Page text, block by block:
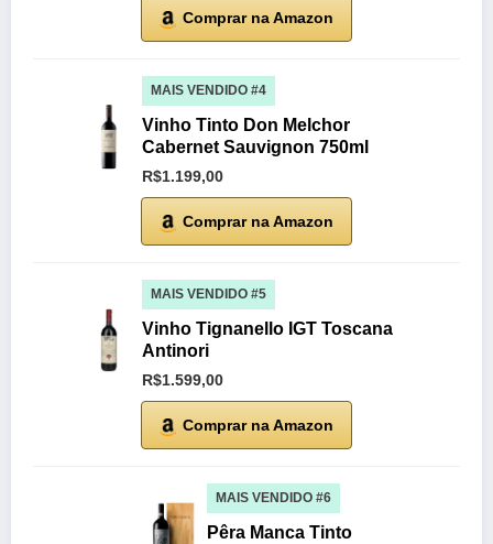
Comprar na Amazon
MAIS VENDIDO #4
Vinho Tinto Don Melchor
Cabernet Sauvignon 750ml
R$1.199,00
Comprar na Amazon
MAIS VENDIDO #5
Vinho Tignanello IGT Toscana
Antinori
R$1.599,00
Comprar na Amazon
MAIS VENDIDO #6
Pêra Manca Tinto